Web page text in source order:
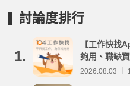
討論度排行
1.
【工作快找
夠用、職缺
2026.08.03 ｜